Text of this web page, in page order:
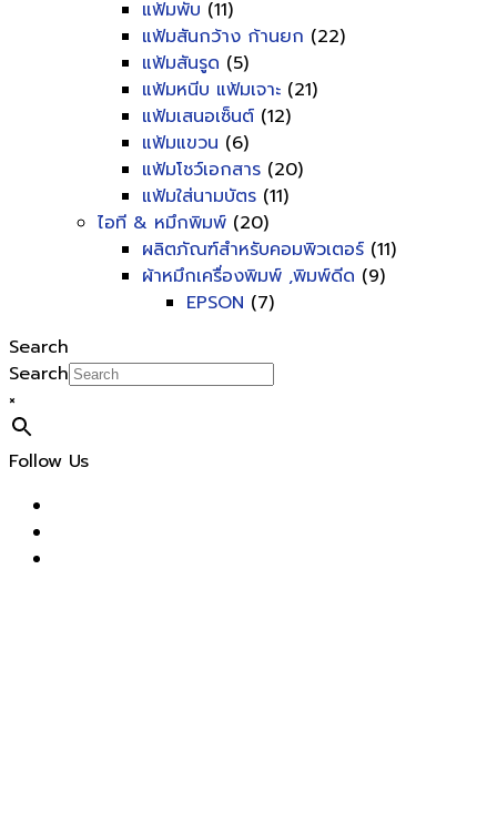
แฟ้มพับ (11)
แฟ้มสันกว้าง ก้านยก (22)
แฟ้มสันรูด (5)
แฟ้มหนีบ แฟ้มเจาะ (21)
แฟ้มเสนอเซ็นต์ (12)
แฟ้มแขวน (6)
แฟ้มโชว์เอกสาร (20)
แฟ้มใส่นามบัตร (11)
ไอที & หมึกพิมพ์ (20)
ผลิตภัณฑ์สำหรับคอมพิวเตอร์ (11)
ผ้าหมึกเครื่องพิมพ์ ,พิมพ์ดีด (9)
EPSON (7)
Search
Search
×
Follow Us